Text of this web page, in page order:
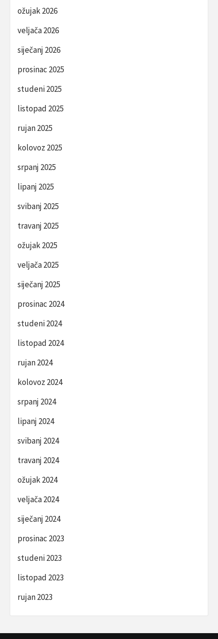
ožujak 2026
veljača 2026
siječanj 2026
prosinac 2025
studeni 2025
listopad 2025
rujan 2025
kolovoz 2025
srpanj 2025
lipanj 2025
svibanj 2025
travanj 2025
ožujak 2025
veljača 2025
siječanj 2025
prosinac 2024
studeni 2024
listopad 2024
rujan 2024
kolovoz 2024
srpanj 2024
lipanj 2024
svibanj 2024
travanj 2024
ožujak 2024
veljača 2024
siječanj 2024
prosinac 2023
studeni 2023
listopad 2023
rujan 2023